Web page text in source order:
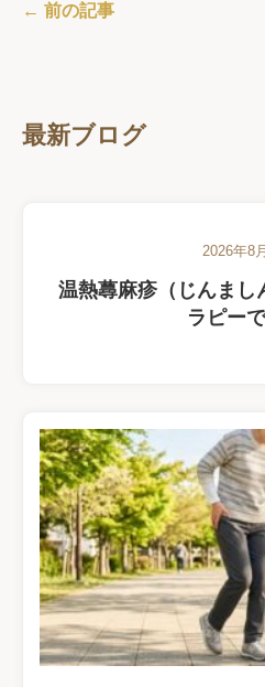
← 前の記事
最新ブログ
2026年8
温熱蕁麻疹（じんまし
ラピー